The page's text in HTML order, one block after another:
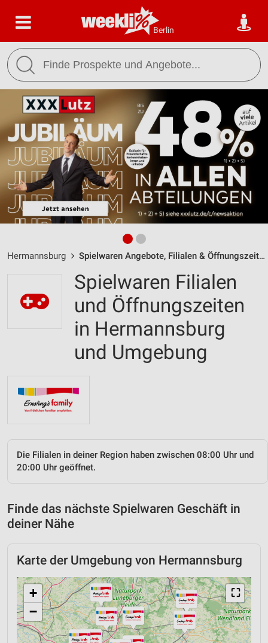
Berlin
Hermannsburg Spielwaren Angebote, Filialen & Öffnungszeiten
Spielwaren Filialen
und Öffnungszeiten
in Hermannsburg
und Umgebung
Die Filialen in deiner Region haben zwischen 08:00 Uhr und
20:00 Uhr geöffnet.
Finde das nächste Spielwaren Geschäft in
deiner Nähe
Karte der Umgebung von Hermannsburg
⛶
+
−